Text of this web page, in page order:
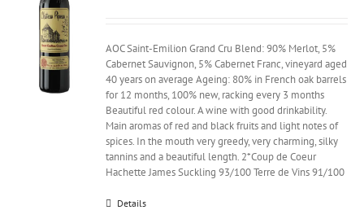
AOC Saint-Emilion Grand Cru Blend: 90% Merlot, 5%
Cabernet Sauvignon, 5% Cabernet Franc, vineyard aged
40 years on average Ageing: 80% in French oak barrels
for 12 months, 100% new, racking every 3 months
Beautiful red colour. A wine with good drinkability.
Main aromas of red and black fruits and light notes of
spices. In the mouth very greedy, very charming, silky
tannins and a beautiful length. 2*Coup de Coeur
Hachette James Suckling 93/100 Terre de Vins 91/100
Details